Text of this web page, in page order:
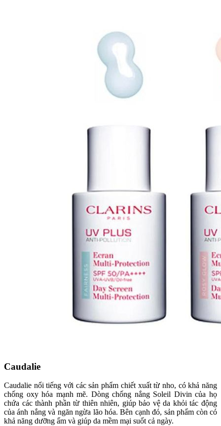
Caudalie
Caudalie nổi tiếng với các sản phẩm chiết xuất từ nho, có khả năng
chống oxy hóa mạnh mẽ. Dòng chống nắng Soleil Divin của họ
chứa các thành phần từ thiên nhiên, giúp bảo vệ da khỏi tác động
của ánh nắng và ngăn ngừa lão hóa. Bên cạnh đó, sản phẩm còn có
khả năng dưỡng ẩm và giúp da mềm mại suốt cả ngày.